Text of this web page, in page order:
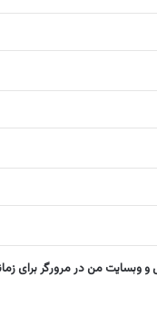
و وبسایت من در مرورگر برای